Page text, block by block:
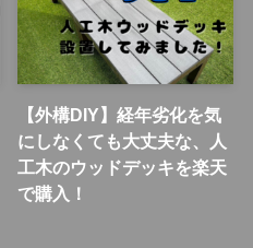
【外構DIY】経年劣化を気
にしなくても大丈夫な、人
工木のウッドデッキを楽天
で購入！